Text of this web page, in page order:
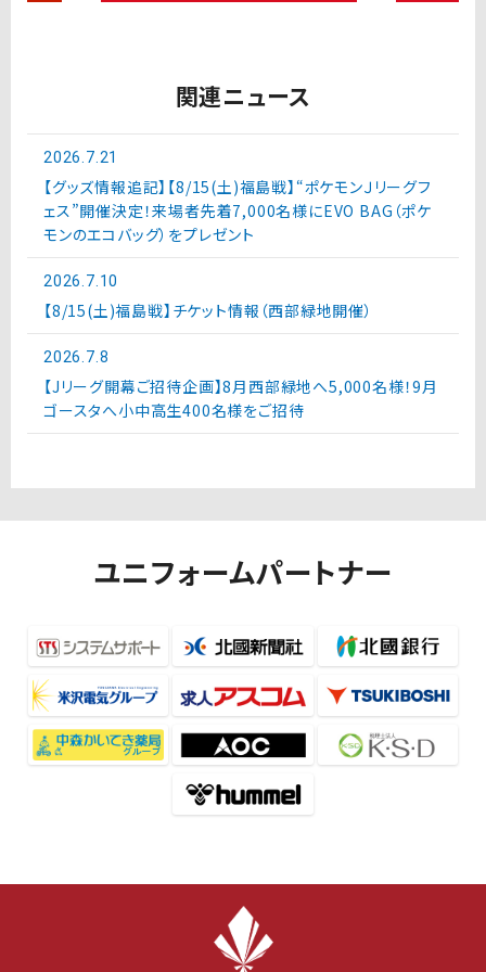
関連ニュース
2026.7.21
【グッズ情報追記】【8/15(土)福島戦】“ポケモンＪリーグフ
ェス”開催決定！来場者先着7,000名様にEVO BAG（ポケ
モンのエコバッグ）をプレゼント
2026.7.10
【8/15(土)福島戦】チケット情報（西部緑地開催）
2026.7.8
【Jリーグ開幕ご招待企画】8月西部緑地へ5,000名様！9月
ゴースタへ小中高生400名様をご招待
ユニフォームパートナー